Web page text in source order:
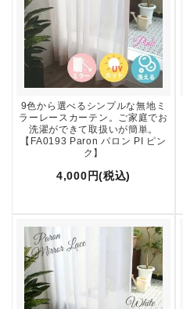
9色から選べるシンプルな無地ミ
ラーレースカーテン。ご家庭でお
洗濯ができて取扱いが簡単。
【FA0193 Paron パロン PI ピン
ク】
4,000円(税込)